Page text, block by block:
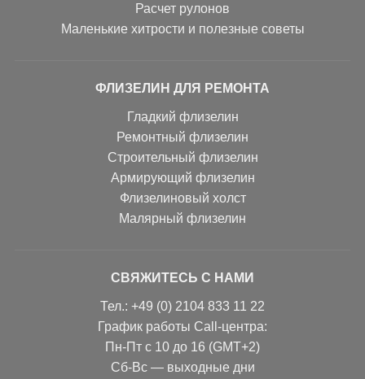
Расчет рулонов
Маленькие хитрости и полезные советы
ФЛИЗЕЛИН ДЛЯ РЕМОНТА
Гладкий флизелин
Ремонтный флизелин
Строительный флизелин
Армирующий флизелин
Флизелиновый холст
Малярный флизелин
СВЯЖИТЕСЬ С НАМИ
Тел.: +49 (0) 2104 833 11 22
График работы Call-центра:
Пн-Пт с 10 до 16 (GMT+2)
Сб-Вс — выходные дни